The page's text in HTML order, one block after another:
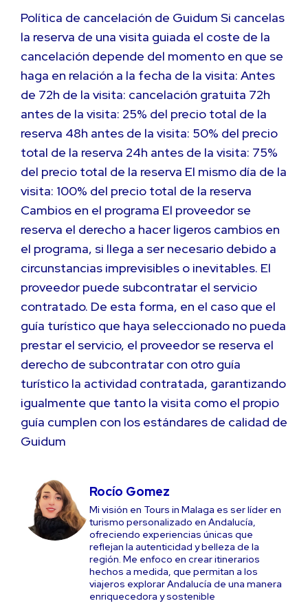
Política de cancelación de Guidum Si cancelas
la reserva de una visita guiada el coste de la
cancelación depende del momento en que se
haga en relación a la fecha de la visita: Antes
de 72h de la visita: cancelación gratuita 72h
antes de la visita: 25% del precio total de la
reserva 48h antes de la visita: 50% del precio
total de la reserva 24h antes de la visita: 75%
del precio total de la reserva El mismo día de la
visita: 100% del precio total de la reserva
Cambios en el programa El proveedor se
reserva el derecho a hacer ligeros cambios en
el programa, si llega a ser necesario debido a
circunstancias imprevisibles o inevitables. El
proveedor puede subcontratar el servicio
contratado. De esta forma, en el caso que el
guía turístico que haya seleccionado no pueda
prestar el servicio, el proveedor se reserva el
derecho de subcontratar con otro guía
turístico la actividad contratada, garantizando
igualmente que tanto la visita como el propio
guía cumplen con los estándares de calidad de
Guidum
Rocío Gomez
Mi visión en Tours in Malaga es ser líder en
turismo personalizado en Andalucía,
ofreciendo experiencias únicas que
reflejan la autenticidad y belleza de la
región. Me enfoco en crear itinerarios
hechos a medida, que permitan a los
viajeros explorar Andalucía de una manera
enriquecedora y sostenible